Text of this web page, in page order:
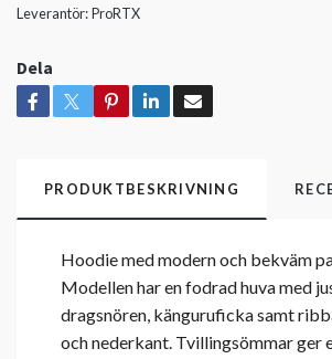
Leverantör:ProRTX
Dela
PRODUKTBESKRIVNING
Hoodie med modern och bekväm
Modellen har en fodrad huva med
dragsnören, känguruficka samt
och nederkant. Tvillingsömmar ger